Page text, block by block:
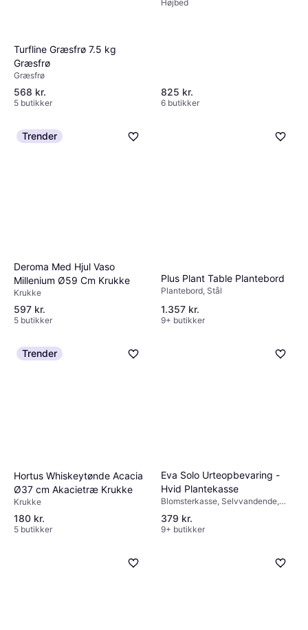
Turfline Græsfrø 7.5 kg
Græsfrø
Græsfrø
568 kr.
5 butikker
Højbed
825 kr.
6 butikker
Trender
Deroma Med Hjul Vaso
Millenium Ø59 Cm Krukke
Krukke
597 kr.
5 butikker
Plus Plant Table Plantebord
Plantebord, Stål
1.357 kr.
9+ butikker
Trender
Hortus Whiskeytønde Acacia
Ø37 cm Akacietræ Krukke
Krukke
180 kr.
5 butikker
Eva Solo Urteopbevaring -
Hvid Plantekasse
Blomsterkasse, Selvvandende,
379 kr.
9+ butikker